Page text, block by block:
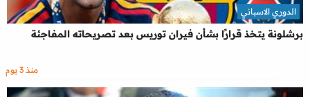
برشلونة يتخذ قرارًا بشأن فيران توريس بعد تصريحاته المفاجئة
الدوري الاسباني
منذ 3 يوم